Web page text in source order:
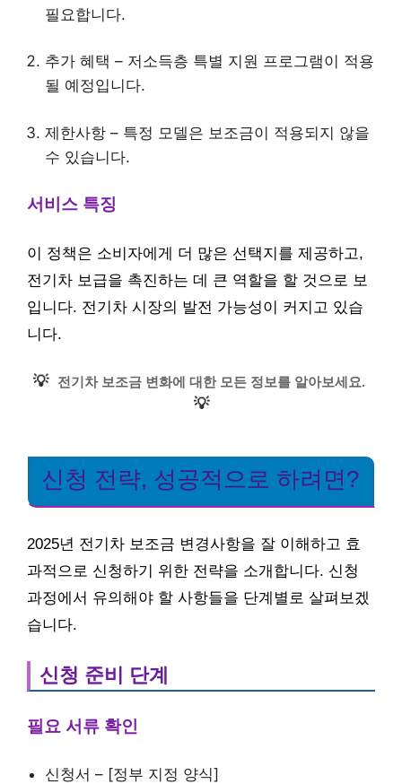
필요합니다.
추가 혜택 – 저소득층 특별 지원 프로그램이 적용
될 예정입니다.
제한사항 – 특정 모델은 보조금이 적용되지 않을
수 있습니다.
서비스 특징
이 정책은 소비자에게 더 많은 선택지를 제공하고,
전기차 보급을 촉진하는 데 큰 역할을 할 것으로 보
입니다. 전기차 시장의 발전 가능성이 커지고 있습
니다.
💡 전기차 보조금 변화에 대한 모든 정보를 알아보세요.
💡
신청 전략, 성공적으로 하려면?
2025년 전기차 보조금 변경사항을 잘 이해하고 효
과적으로 신청하기 위한 전략을 소개합니다. 신청
과정에서 유의해야 할 사항들을 단계별로 살펴보겠
습니다.
신청 준비 단계
필요 서류 확인
신청서 – [정부 지정 양식]